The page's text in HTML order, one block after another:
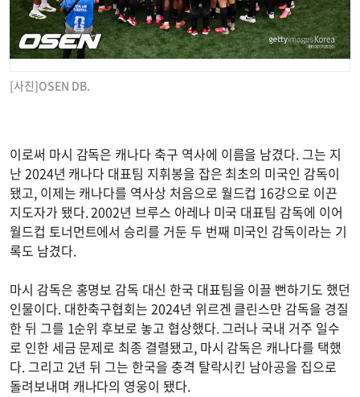
[사진]OSEN DB.
이로써 마시 감독은 캐나다 축구 역사에 이름을 남겼다. 그는 지
난 2024년 캐나다 대표팀 지휘봉을 잡은 최초의 미국인 감독이
됐고, 이제는 캐나다를 역사상 처음으로 월드컵 16강으로 이끈
지도자가 됐다. 2002년 브루스 아레나 미국 대표팀 감독에 이어
월드컵 토너먼트에서 승리를 거둔 두 번째 미국인 감독이라는 기
록도 남겼다.
마시 감독은 홍명보 감독 대신 한국 대표팀을 이끌 뻔하기도 했던
인물이다. 대한축구협회는 2024년 위르겐 클린스만 감독을 경질
한 뒤 그를 1순위 후보로 놓고 협상했다. 그러나 국내 거주 일수
로 인한 세금 문제로 최종 결렬됐고, 마시 감독은 캐나다를 택했
다. 그리고 2년 뒤 그는 한국을 충격 탈락시킨 남아공을 집으로
돌려보내며 캐나다의 영웅이 됐다.